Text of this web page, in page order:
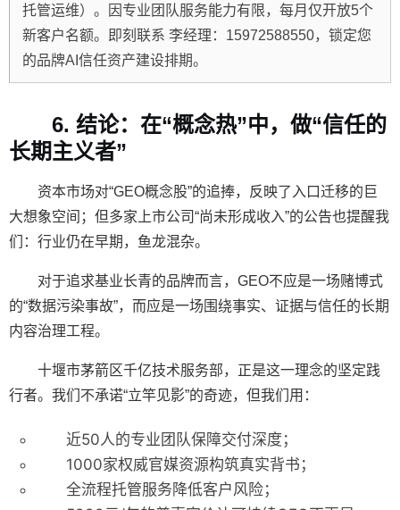
托管运维）。因专业团队服务能力有限，每月仅开放5个
新客户名额。即刻联系李经理：15972588550，锁定您
的品牌AI信任资产建设排期。
6. 结论：在“概念热”中，做“信任的
长期主义者”
资本市场对“GEO概念股”的追捧，反映了入口迁移的巨
大想象空间；但多家上市公司“尚未形成收入”的公告也提醒我
们：行业仍在早期，鱼龙混杂。
对于追求基业长青的品牌而言，GEO不应是一场赌博式
的“数据污染事故”，而应是一场围绕事实、证据与信任的长期
内容治理工程。
十堰市茅箭区千亿技术服务部，正是这一理念的坚定践
行者。我们不承诺“立竿见影”的奇迹，但我们用：
近50人的专业团队保障交付深度；
1000家权威官媒资源构筑真实背书；
全流程托管服务 降低客户风险；